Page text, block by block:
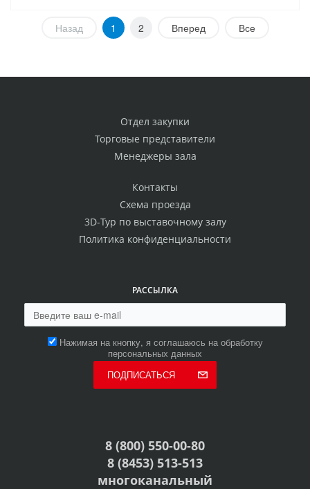
Назад 1 2 Вперед Все
Отдел закупки
Торговые представители
Менеджеры зала
Контакты
Схема проезда
3D-Тур по выставочному залу
Политика конфиденциальности
РАССЫЛКА
Нажимая на кнопку, я соглашаюсь на обработку
персональных данных
ПОДПИСАТЬСЯ
8 (800) 550-00-80
8 (8453) 513-513
многоканальный